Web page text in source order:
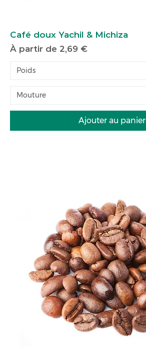
Café doux Yachil & Michiza
À partir de 2,69 €
Prix promotionnel
Ajouter au panier